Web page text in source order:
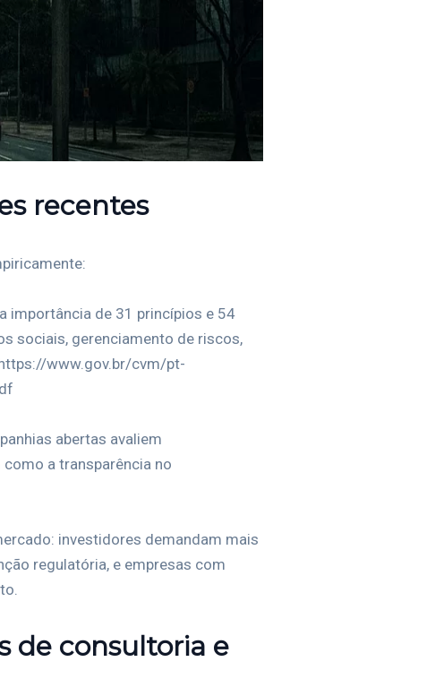
recentes
importância de 31 princípios e 54
sociais, gerenciamento de riscos,
www.gov.br/cvm/pt-
abertas avaliem
a transparência no
investidores demandam mais
regulatória, e empresas com
de consultoria e